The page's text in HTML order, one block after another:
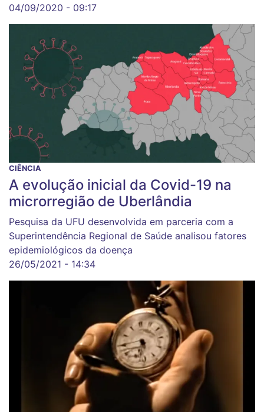
04/09/2020 - 09:17
CIÊNCIA
A evolução inicial da Covid-19 na
microrregião de Uberlândia
Pesquisa da UFU desenvolvida em parceria com a
Superintendência Regional de Saúde analisou fatores
epidemiológicos da doença
26/05/2021 - 14:34